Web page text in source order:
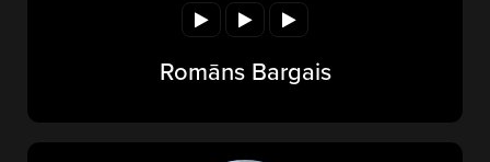
Romāns Bargais